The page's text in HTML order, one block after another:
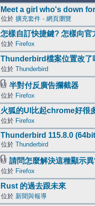
Meet a girl who's down
位於 擴充套件 - 網頁瀏覽
怎樣自訂快捷鍵? 怎樣向官
位於 Firefox
Thunderbird檔案位置改了
位於 Thunderbird
半對付反廣告攔截器
位於 Firefox
火狐的UI比起chrome好很
位於 Firefox
Thunderbird 115.8.0
位於 Thunderbird
請問怎麼解決這種顯示
位於 Firefox
Rust 的過去跟未來
位於 新聞與報導